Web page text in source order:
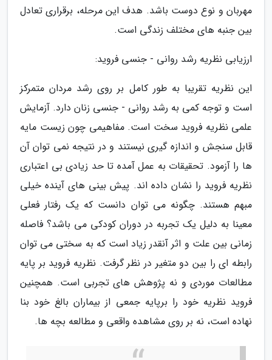
مهربان و نوع دوست باشد. هدف این مرحله، برقراری تعادل
بین جنبه های مختلف زندگی است.
ارزیابی نظریه رشد روانی - جنسی فروید:
این نظریه تقریبا به طور کامل بر روی رشد مردان متمرکز
است و توجه کمی به رشد روانی - جنسی زنان دارد. آزمایش
علمی نظریه فروید سخت است. مفاهیمی چون زیست مایه
قابل سنجش و اندازه گیری نیستند و در نتیجه نمی توان آن
ها را آزمود. تحقیقات به عمل آمده تا حد زیادی بی اعتباری
نظریه فروید را نشان داده اند. پیش بینی های آینده خیلی
مبهم هستند. چگونه می توان دانست که یک رفتار فعلی
معینا به دلیل یک تجربه در دوران کودکی می باشد؟ فاصله
زمانی بین علت و اثر آنقدر زیاد است که به سختی می توان
رابطه ای را بین دو متغیر در نظر گرفت. نظریه فروید بر پایه
مطالعات موردی و نه پژوهش های تجربی است. همچنین
فروید نظریه خود را برپایه جمعی از بیماران بالغ خود بنا
نهاده است، نه بر روی مشاهده واقعی و مطالعه بچه ها.